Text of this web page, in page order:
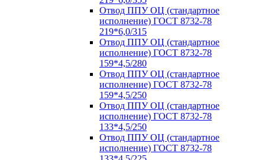
Отвод ППУ ОЦ (стандартное
исполнение) ГОСТ 8732-78
219*6,0/315
Отвод ППУ ОЦ (стандартное
исполнение) ГОСТ 8732-78
159*4,5/280
Отвод ППУ ОЦ (стандартное
исполнение) ГОСТ 8732-78
159*4,5/250
Отвод ППУ ОЦ (стандартное
исполнение) ГОСТ 8732-78
133*4,5/250
Отвод ППУ ОЦ (стандартное
исполнение) ГОСТ 8732-78